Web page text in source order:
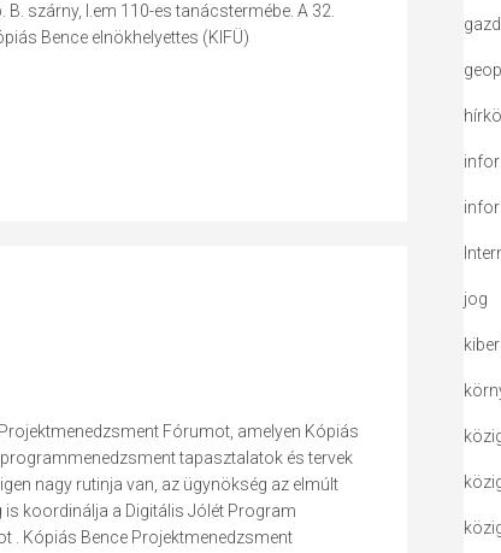
szárny, I.em 110-es tanácstermébe. A 32.
Bence elnökhelyettes (KIFÜ)
Fórumot, amelyen Kópiás
tapasztalatok és tervek
nagy rutinja van, az ügynökség az elmúlt
koordinálja a Digitális Jólét Program
. Kópiás Bence Projektmenedzsment
jog